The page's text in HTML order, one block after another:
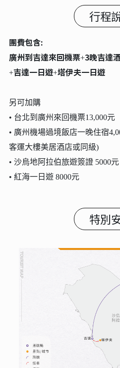
行程
團費包含:
廣州到吉達來回機票+3晚吉達
+吉達一日遊+塔伊夫一日遊
另可加購
• 台北到廣州來回機票13,000元
• 廣州機場過境飯店一晚住宿
客運大樓美居酒店或同級)
• 沙烏地阿拉伯旅遊簽證 5000元
• 紅海一日遊 8000元
特別